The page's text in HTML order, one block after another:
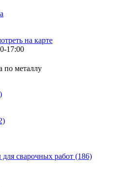
на карте
17:00
по металлу
сварочных работ (186)